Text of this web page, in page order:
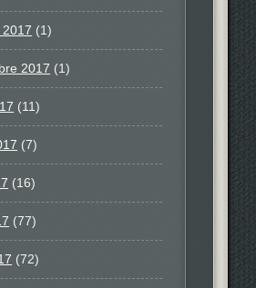
(1)
2017 (1)
(11)
(7)
(16)
(77)
(72)